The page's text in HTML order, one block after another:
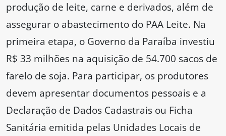
produção de leite, carne e derivados, além de
assegurar o abastecimento do PAA Leite. Na
primeira etapa, o Governo da Paraíba investiu
R$ 33 milhões na aquisição de 54.700 sacos de
farelo de soja. Para participar, os produtores
devem apresentar documentos pessoais e a
Declaração de Dados Cadastrais ou Ficha
Sanitária emitida pelas Unidades Locais de